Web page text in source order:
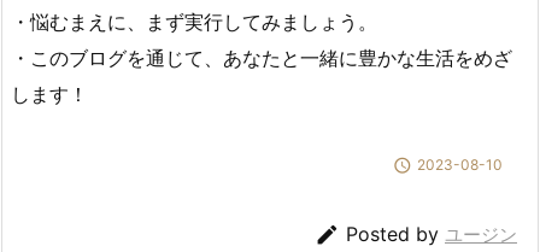
・悩むまえに、まず実行してみましょう。
・このブログを通じて、あなたと一緒に豊かな生活をめざ
します！
 2023-08-10
 Posted by ユージン